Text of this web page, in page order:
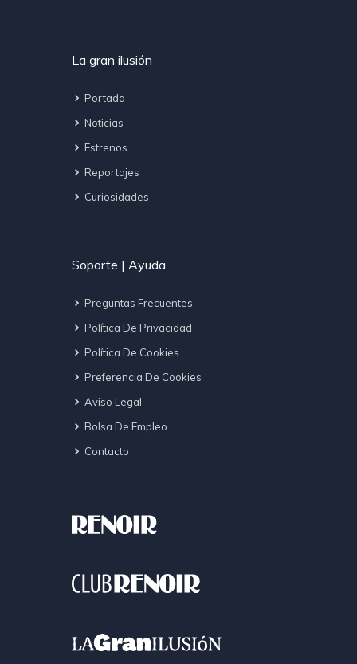
La gran ilusión
Portada
Noticias
Estrenos
Reportajes
Curiosidades
Soporte | Ayuda
Preguntas Frecuentes
Política De Privacidad
Política De Cookies
Preferencia De Cookies
Aviso Legal
Bolsa De Empleo
Contacto